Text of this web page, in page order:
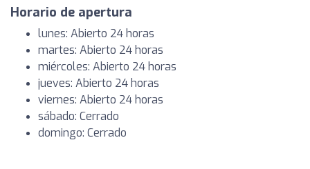
Horario de apertura
lunes: Abierto 24 horas
martes: Abierto 24 horas
miércoles: Abierto 24 horas
jueves: Abierto 24 horas
viernes: Abierto 24 horas
sábado: Cerrado
domingo: Cerrado